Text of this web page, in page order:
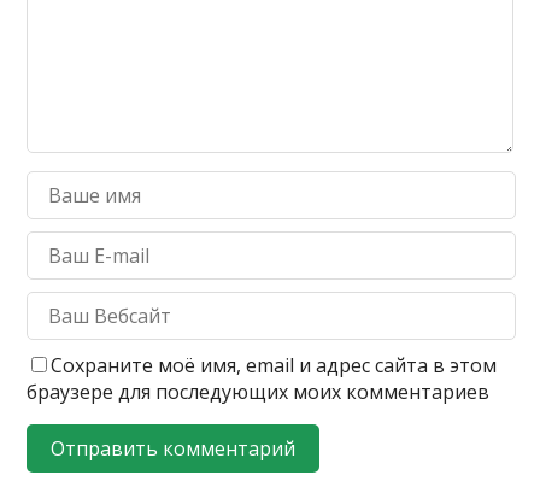
Сохраните моё имя, email и адрес сайта в этом
браузере для последующих моих комментариев